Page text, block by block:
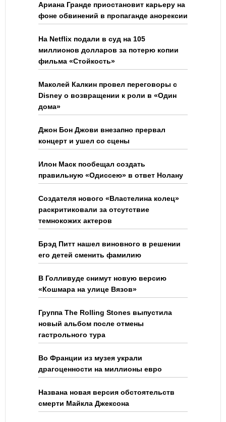
Ариана Гранде приостановит карьеру на
фоне обвинений в пропаганде анорексии
На Netflix подали в суд на 105
миллионов долларов за потерю копии
фильма «Стойкость»
Маколей Калкин провел переговоры с
Disney о возвращении к роли в «Один
дома»
Джон Бон Джови внезапно прервал
концерт и ушел со сцены
Илон Маск пообещал создать
правильную «Одиссею» в ответ Нолану
Создателя нового «Властелина колец»
раскритиковали за отсутствие
темнокожих актеров
Брэд Питт нашел виновного в решении
его детей сменить фамилию
В Голливуде снимут новую версию
«Кошмара на улице Вязов»
Группа The Rolling Stones выпустила
новый альбом после отмены
гастрольного тура
Во Франции из музея украли
драгоценности на миллионы евро
Названа новая версия обстоятельств
смерти Майкла Джексона